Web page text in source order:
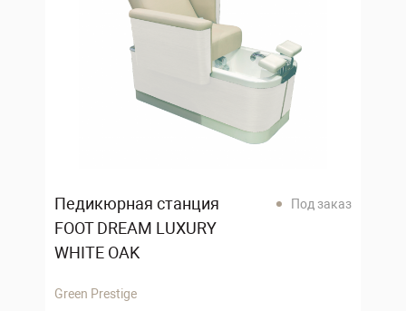
Педикюрная станция
FOOT DREAM LUXURY
WHITE OAK
Под заказ
Green Prestige